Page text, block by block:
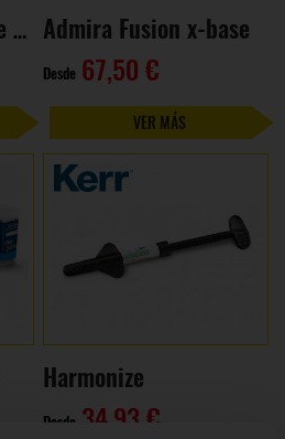
Composite Herculite XRV Ultra Admira Fusion x-base
Desde 67,50 €
VER MÁS
Harmonize
Desde 34,93 €